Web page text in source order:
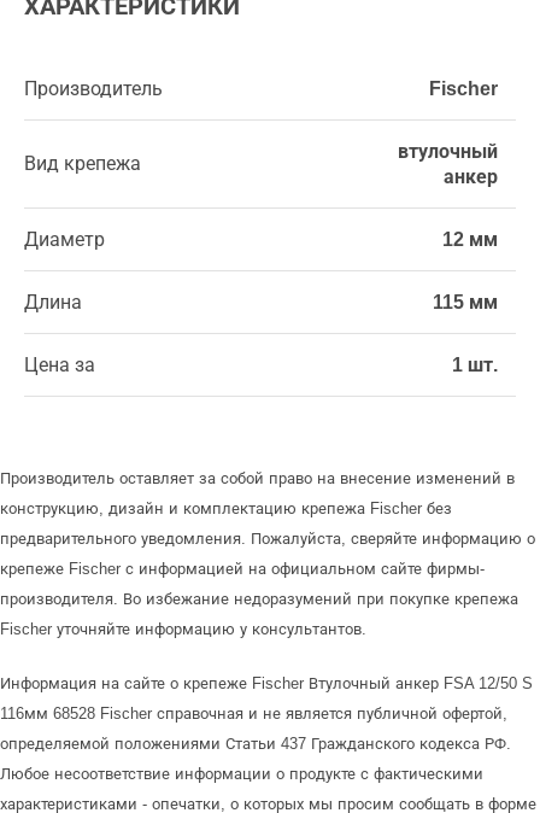
ХАРАКТЕРИСТИКИ
Производитель Fischer
Вид крепежа
втулочный
анкер
Диаметр 12 мм
Длина 115 мм
Цена за 1 шт.
Производитель оставляет за собой право на внесение изменений в
конструкцию, дизайн и комплектацию крепежа Fischer без
предварительного уведомления. Пожалуйста, сверяйте информацию о
крепеже Fischer с информацией на официальном сайте фирмы-
производителя. Во избежание недоразумений при покупке крепежа
Fischer уточняйте информацию у консультантов.
Информация на сайте о крепеже Fischer Втулочный анкер FSA 12/50 S
116мм 68528 Fischer справочная и не является публичной офертой,
определяемой положениями Статьи 437 Гражданского кодекса РФ.
Любое несоответствие информации о продукте с фактическими
характеристиками - опечатки, о которых мы просим сообщать в форме